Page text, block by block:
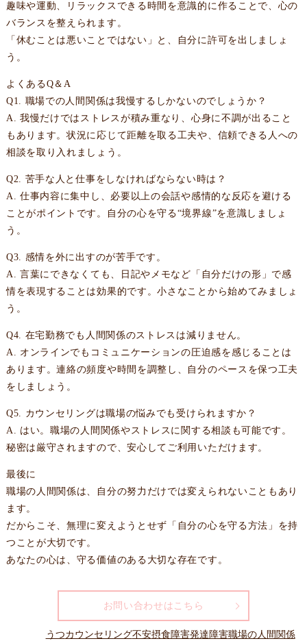
趣味や運動、リラックスできる時間を意識的に作ることで、心の
バランスを整えられます。
「休むことは悪いことではない」と、自分に許可を出しましょ
う。
よくあるQ＆A
Q1. 職場での人間関係は我慢するしかないのでしょうか？
A. 我慢だけではストレスが積み重なり、心身に不調が出ること
もあります。状況に応じて距離を取る工夫や、信頼できる人への
相談を取り入れましょう。
Q2. 苦手な人と仕事をしなければならない時は？
A. 仕事内容に集中し、必要以上の会話や感情的な反応を避ける
ことがポイントです。自分の心を守る“境界線”を意識しましょ
う。
Q3. 感情を外に出すのが苦手です。
A. 言葉にできなくても、日記やメモなど「自分だけの形」で感
情を表現することは効果的です。小さなことから始めてみましょ
う。
Q4. 在宅勤務でも人間関係のストレスは減りません。
A. オンラインでもコミュニケーションの圧迫感を感じることは
あります。連絡の頻度や時間を調整し、自分のペースを保つ工夫
をしましょう。
Q5. カウンセリングは職場の悩みでも受けられますか？
A. はい。職場の人間関係やストレスに関する相談も可能です。
秘密は厳守されますので、安心してご利用いただけます。
最後に
職場の人間関係は、自分の努力だけでは変えられないこともあり
ます。
だからこそ、無理に変えようとせず「自分の心を守る方法」を持
つことが大切です。
あなたの心は、守る価値のある大切な存在です。
お問い合わせはこちら
うつカウンセリング不安摂食障害発達障害職場の人間関係